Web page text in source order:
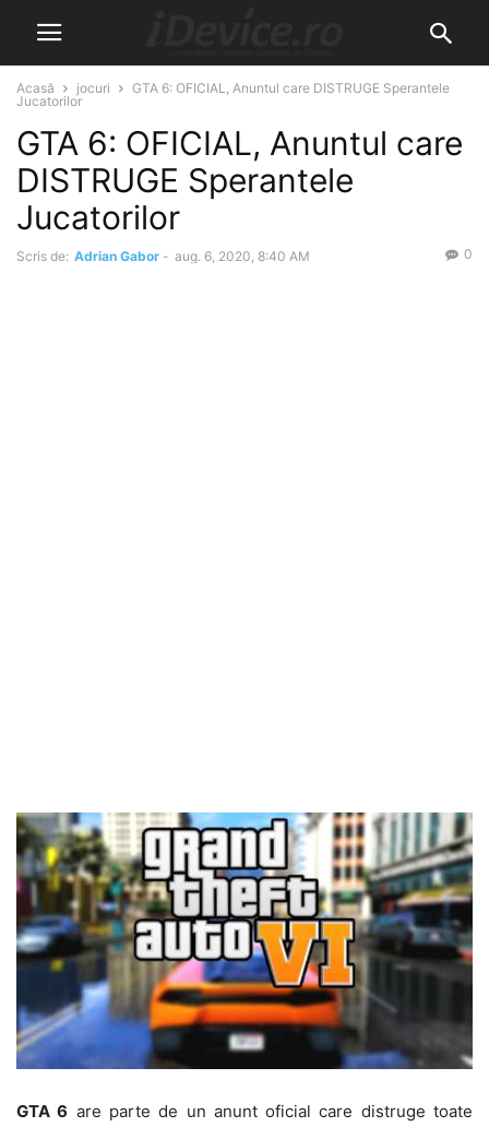
Acasă jocuri
GTA 6: OFICIAL, Anuntul care DISTRUGE Sperantele
Jucatorilor
GTA 6: OFICIAL, Anuntul care
DISTRUGE Sperantele
Jucatorilor
Scris de: Adrian Gabor - aug. 6, 2020, 8:40 AM 0
GTA 6 are parte de un anunt oficial care distruge toate